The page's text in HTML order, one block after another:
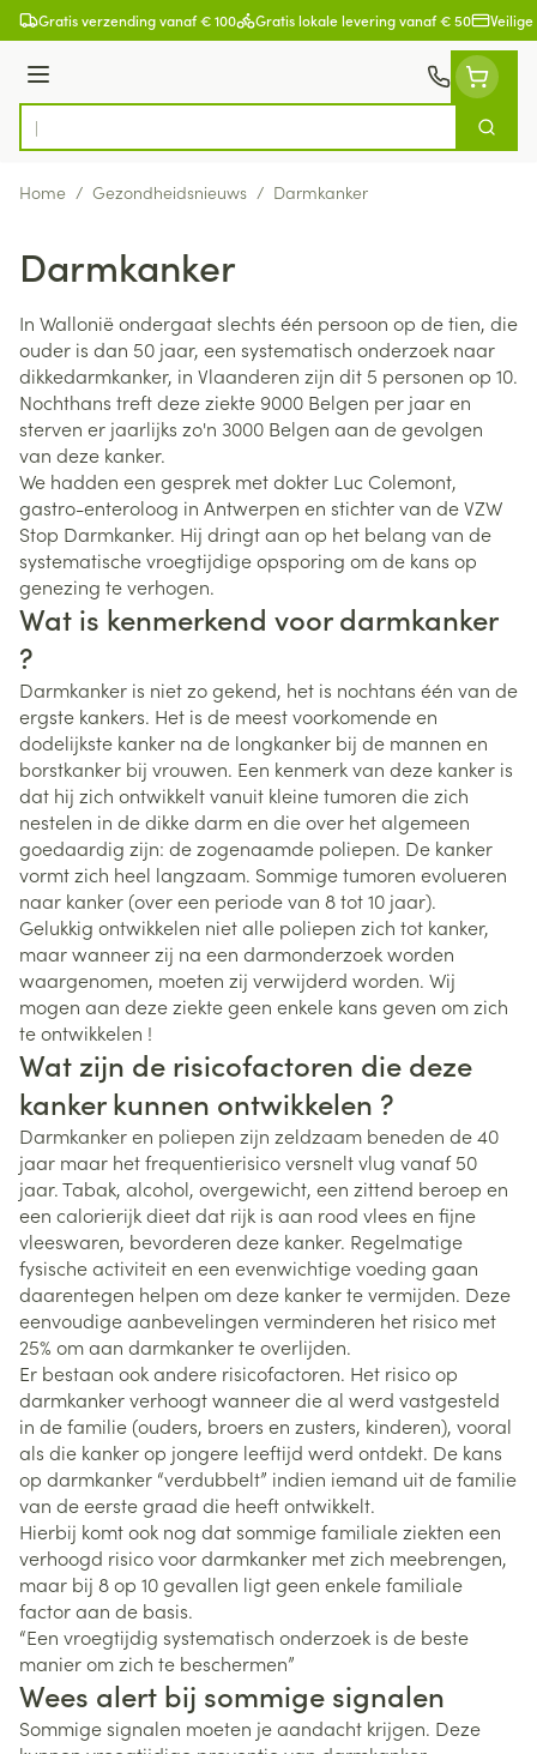
Ga naar de inhoud
Gratis verzending vanaf € 100 Gratis lokale levering vanaf € 50
Menu
Product, merk, categorie...
Zoek
Home / Gezondheidsnieuws / Darmkanker
Darmkanker
In Wallonië ondergaat slechts één persoon op de tien, die
ouder is dan 50 jaar, een systematisch onderzoek naar
dikkedarmkanker, in Vlaanderen zijn dit 5 personen op 10.
Nochthans treft deze ziekte 9000 Belgen per jaar en
sterven er jaarlijks zo'n 3000 Belgen aan de gevolgen
van deze kanker.
We hadden een gesprek met dokter Luc Colemont,
gastro-enteroloog in Antwerpen en stichter van de VZW
Stop Darmkanker. Hij dringt aan op het belang van de
systematische vroegtijdige opsporing om de kans op
genezing te verhogen.
Wat is kenmerkend voor darmkanker
?
Darmkanker is niet zo gekend, het is nochtans één van de
ergste kankers. Het is de meest voorkomende en
dodelijkste kanker na de longkanker bij de mannen en
borstkanker bij vrouwen. Een kenmerk van deze kanker is
dat hij zich ontwikkelt vanuit kleine tumoren die zich
nestelen in de dikke darm en die over het algemeen
goedaardig zijn: de zogenaamde poliepen. De kanker
vormt zich heel langzaam. Sommige tumoren evolueren
naar kanker (over een periode van 8 tot 10 jaar).
Gelukkig ontwikkelen niet alle poliepen zich tot kanker,
maar wanneer zij na een darmonderzoek worden
waargenomen, moeten zij verwijderd worden. Wij
mogen aan deze ziekte geen enkele kans geven om zich
te ontwikkelen !
Wat zijn de risicofactoren die deze
kanker kunnen ontwikkelen ?
Darmkanker en poliepen zijn zeldzaam beneden de 40
jaar maar het frequentierisico versnelt vlug vanaf 50
jaar. Tabak, alcohol, overgewicht, een zittend beroep en
een calorierijk dieet dat rijk is aan rood vlees en fijne
vleeswaren, bevorderen deze kanker. Regelmatige
fysische activiteit en een evenwichtige voeding gaan
daarentegen helpen om deze kanker te vermijden. Deze
eenvoudige aanbevelingen verminderen het risico met
25% om aan darmkanker te overlijden.
Er bestaan ook andere risicofactoren. Het risico op
darmkanker verhoogt wanneer die al werd vastgesteld
in de familie (ouders, broers en zusters, kinderen), vooral
als die kanker op jongere leeftijd werd ontdekt. De kans
op darmkanker “verdubbelt” indien iemand uit de familie
van de eerste graad die heeft ontwikkelt.
Hierbij komt ook nog dat sommige familiale ziekten een
verhoogd risico voor darmkanker met zich meebrengen,
maar bij 8 op 10 gevallen ligt geen enkele familiale
factor aan de basis.
“Een vroegtijdig systematisch onderzoek is de beste
manier om zich te beschermen”
Wees alert bij sommige signalen
Sommige signalen moeten je aandacht krijgen. Deze